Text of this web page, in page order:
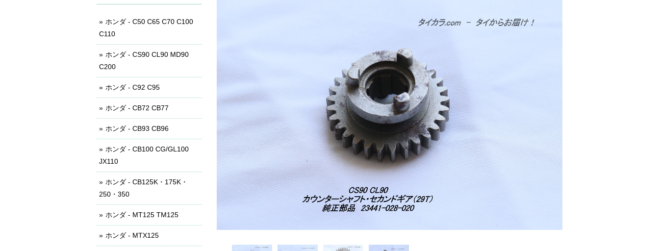
ホンダ - C50 C65 C70 C100
C110
ホンダ - CS90 CL90 MD90
C200
ホンダ - C92 C95
ホンダ - CB72 CB77
ホンダ - CB93 CB96
ホンダ - CB100 CG/GL100
JX110
ホンダ - CB125K・175K・
250・350
ホンダ - MT125 TM125
ホンダ - MTX125